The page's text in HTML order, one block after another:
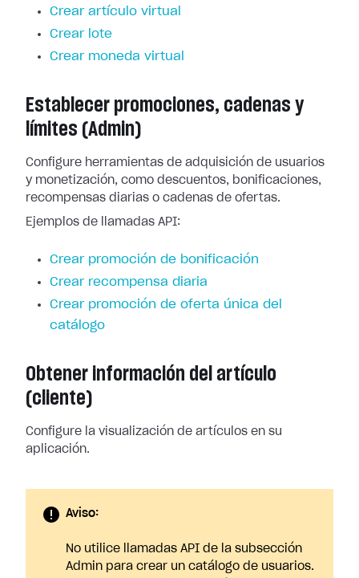
Crear artículo virtual
Crear lote
Crear moneda virtual
Establecer promociones, cadenas y
límites (Admin)
Configure herramientas de adquisición de usuarios
y monetización, como descuentos, bonificaciones,
recompensas diarias o cadenas de ofertas.
Ejemplos de llamadas API:
Crear promoción de bonificación
Crear recompensa diaria
Crear promoción de oferta única del
catálogo
Obtener información del artículo
(cliente)
Configure la visualización de artículos en su
aplicación.
Aviso:
No utilice llamadas API de la subsección
Admin para crear un catálogo de usuarios.